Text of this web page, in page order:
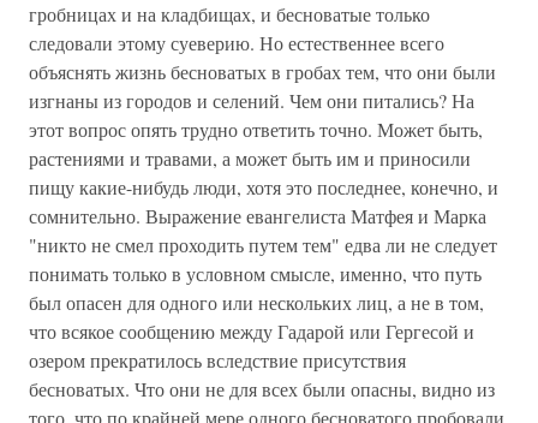
гробницах и на кладбищах, и бесноватые только
следовали этому суеверию. Но естественнее всего
объяснять жизнь бесноватых в гробах тем, что они были
изгнаны из городов и селений. Чем они питались? На
этот вопрос опять трудно ответить точно. Может быть,
растениями и травами, а может быть им и приносили
пищу какие-нибудь люди, хотя это последнее, конечно, и
сомнительно. Выражение евангелиста Матфея и Марка
"никто не смел проходить путем тем" едва ли не следует
понимать только в условном смысле, именно, что путь
был опасен для одного или нескольких лиц, а не в том,
что всякое сообщению между Гадарой или Гергесой и
озером прекратилось вследствие присутствия
бесноватых. Что они не для всех были опасны, видно из
того, что по крайней мере одного бесноватого пробовали